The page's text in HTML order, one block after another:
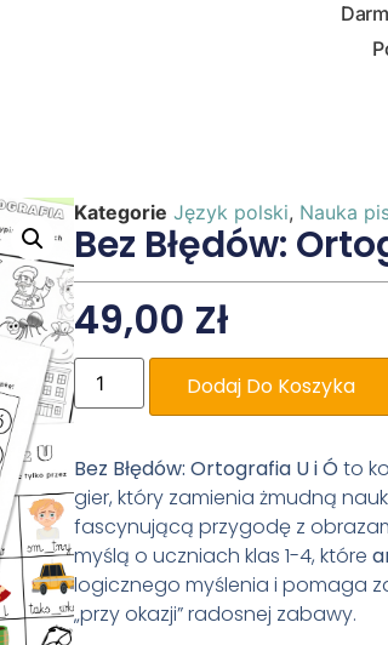
Kategorie Język polski, Nauka
Bez Błędów:
49,00 Zł
Dodaj Do Koszyka
Bez Błędów: Ortografia U i Ó to
gier, który zamienia żmudną
fascynującą przygodę z
myślą o uczniach klas 1-4, które
logicznego myślenia i pomaga
„przy okazji” radosnej zabawy.